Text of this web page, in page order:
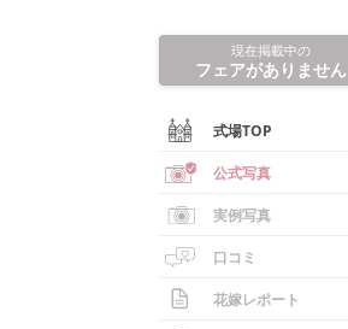
現在掲載中の
フェアがありません
式場TOP
公式写真
実例写真
口コミ
花嫁レポート